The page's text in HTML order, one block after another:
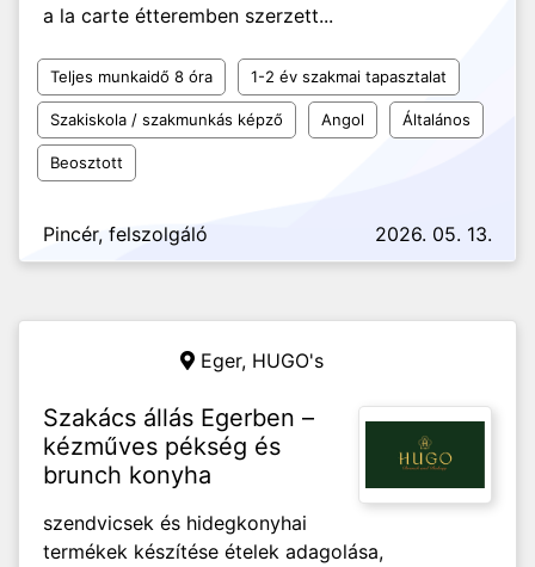
a la carte étteremben szerzett...
Teljes munkaidő 8 óra 1-2 év szakmai tapasztalat
Szakiskola / szakmunkás képző Angol Általános
Beosztott
Pincér, felszolgáló 2026. 05. 13.
Eger, HUGO's
Szakács állás Egerben –
kézműves pékség és
brunch konyha
szendvicsek és hidegkonyhai
termékek készítése ételek adagolása,